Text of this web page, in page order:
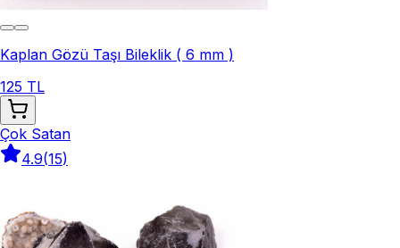
Kaplan Gözü Taşı Bileklik ( 6 mm )
125 TL
Çok Satan
4.9(15)